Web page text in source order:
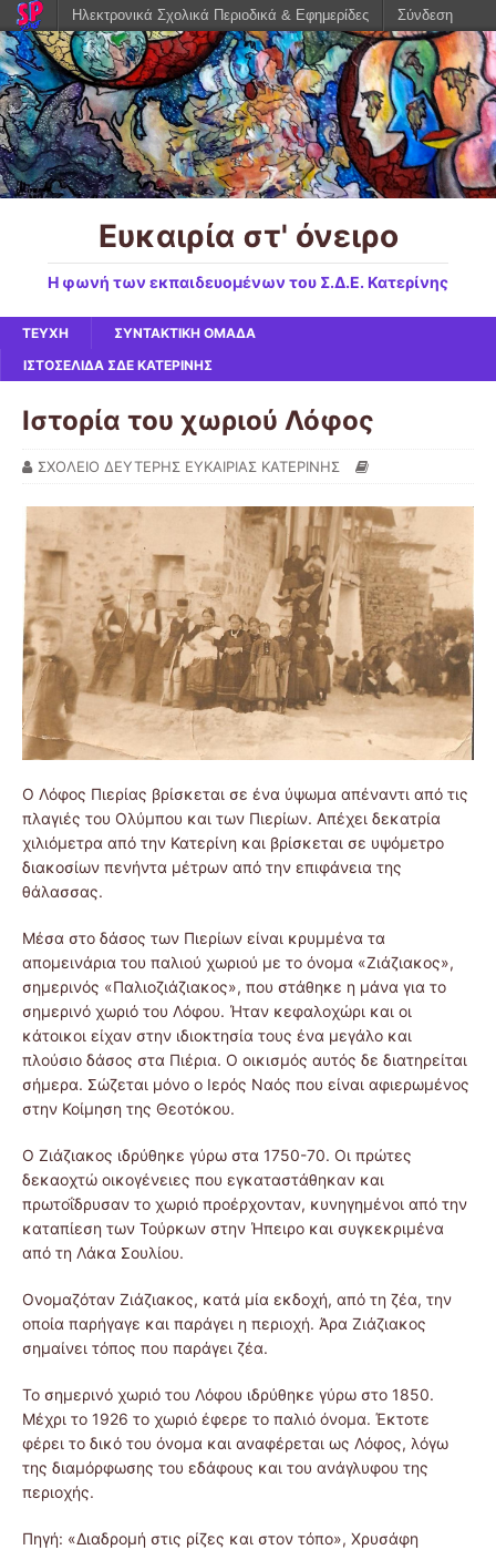
Ευκαιρία στ' όνειρο
Η φωνή των εκπαιδευομένων του Σ.Δ.Ε. Κατερίνης
ΤΕΥΧΗ
ΣΥΝΤΑΚΤΙΚΗ ΟΜΑΔΑ
ΙΣΤΟΣΕΛΙΔΑ ΣΔΕ ΚΑΤΕΡΙΝΗΣ
Ιστορία του χωριού Λόφος
ΣΧΟΛΕΙΟ ΔΕΥΤΕΡΗΣ ΕΥΚΑΙΡΙΑΣ ΚΑΤΕΡΙΝΗΣ
Ο Λόφος Πιερίας βρίσκεται σε ένα ύψωμα απέναντι από τις
πλαγιές του Ολύμπου και των Πιερίων. Απέχει δεκατρία
χιλιόμετρα από την Κατερίνη και βρίσκεται σε υψόμετρο
διακοσίων πενήντα μέτρων από την επιφάνεια της
θάλασσας.
Μέσα στο δάσος των Πιερίων είναι κρυμμένα τα
απομεινάρια του παλιού χωριού με το όνομα «Ζιάζιακος»,
σημερινός «Παλιοζιάζιακος», που στάθηκε η μάνα για το
σημερινό χωριό του Λόφου. Ήταν κεφαλοχώρι και οι
κάτοικοι είχαν στην ιδιοκτησία τους ένα μεγάλο και
πλούσιο δάσος στα Πιέρια. Ο οικισμός αυτός δε διατηρείται
σήμερα. Σώζεται μόνο ο Ιερός Ναός που είναι αφιερωμένος
στην Κοίμηση της Θεοτόκου.
Ο Ζιάζιακος ιδρύθηκε γύρω στα 1750-70. Οι πρώτες
δεκαοχτώ οικογένειες που εγκαταστάθηκαν και
πρωτοΐδρυσαν το χωριό προέρχονταν, κυνηγημένοι από την
καταπίεση των Τούρκων στην Ήπειρο και συγκεκριμένα
από τη Λάκα Σουλίου.
Ονομαζόταν Ζιάζιακος, κατά μία εκδοχή, από τη ζέα, την
οποία παρήγαγε και παράγει η περιοχή. Άρα Ζιάζιακος
σημαίνει τόπος που παράγει ζέα.
Το σημερινό χωριό του Λόφου ιδρύθηκε γύρω στο 1850.
Μέχρι το 1926 το χωριό έφερε το παλιό όνομα. Έκτοτε
φέρει το δικό του όνομα και αναφέρεται ως Λόφος, λόγω
της διαμόρφωσης του εδάφους και του ανάγλυφου της
περιοχής.
Πηγή: «Διαδρομή στις ρίζες και στον τόπο», Χρυσάφη
Ηλεκτρονικά Σχολικά Περιοδικά & Εφημερίδες Σύνδεση